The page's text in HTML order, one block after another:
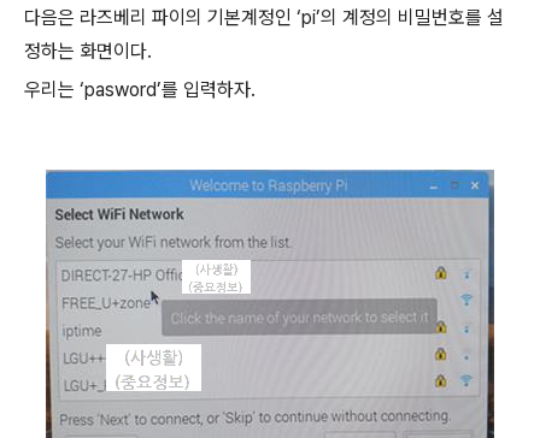
다음은 라즈베리 파이의 기본계정인 ‘pi’의 계정의 비밀번호를 설
정하는 화면이다.
우리는 ‘pasword’를 입력하자.